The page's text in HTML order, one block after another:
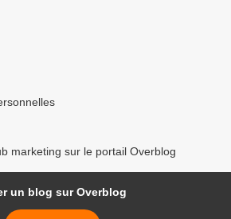
marketing sur le portail Overblog
un blog sur Overblog